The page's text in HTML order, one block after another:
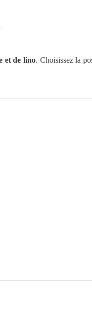
et de lino. Choisissez la